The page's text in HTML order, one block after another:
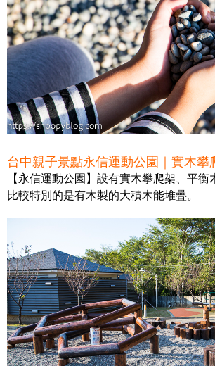
台中親子景點永信運動公園｜實木攀
【永信運動公園】設有實木攀爬架、平衡
比較特別的是有木製的大積木能堆疊。